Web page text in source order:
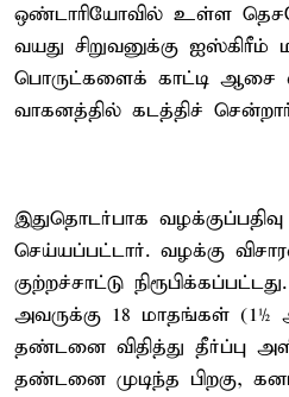
ஒண்டாரியோவில் உள்ள
வயது சிறுவனுக்கு ஐஸ்கிரீம்
பொருட்களைக் காட்டி ஆசை
வாகனத்தில் கடத்திச்
இதுதொடர்பாக
செய்யப்பட்டார். வழக்கு
குற்றச்சாட்டு
அவருக்கு 18 மாதங்கள்
தண்டனை விதித்து தீர்ப்பு
தண்டனை முடிந்த பிறகு,